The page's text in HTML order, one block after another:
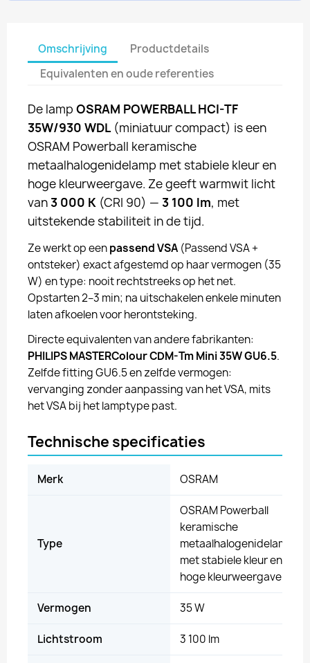
Omschrijving
Productdetails
Equivalenten en oude referenties
De lamp OSRAM POWERBALL HCI-TF
35W/930 WDL(miniatuur compact) is een
OSRAM Powerball keramische
metaalhalogenidelamp met stabiele kleur en
hoge kleurweergave. Ze geeft warmwit licht
van3 000 K (CRI 90) — 3 100 lm, met
uitstekende stabiliteit in de tijd.
Ze werkt op eenpassend VSA (Passend VSA +
ontsteker) exact afgestemd op haar vermogen (35
W) en type: nooit rechtstreeks op het net.
Opstarten 2–3 min; na uitschakelen enkele minuten
laten afkoelen voor herontsteking.
Directe equivalenten van andere fabrikanten:
PHILIPS MASTERColour CDM-Tm Mini 35W GU6.5.
Zelfde fitting GU6.5 en zelfde vermogen:
vervanging zonder aanpassing van het VSA, mits
het VSA bij het lamptype past.
Technische specificaties
Merk OSRAM
Type
OSRAM Powerball
keramische
metaalhalogenidelamp
met stabiele kleur en
hoge kleurweergave
Vermogen 35 W
Lichtstroom 3 100 lm